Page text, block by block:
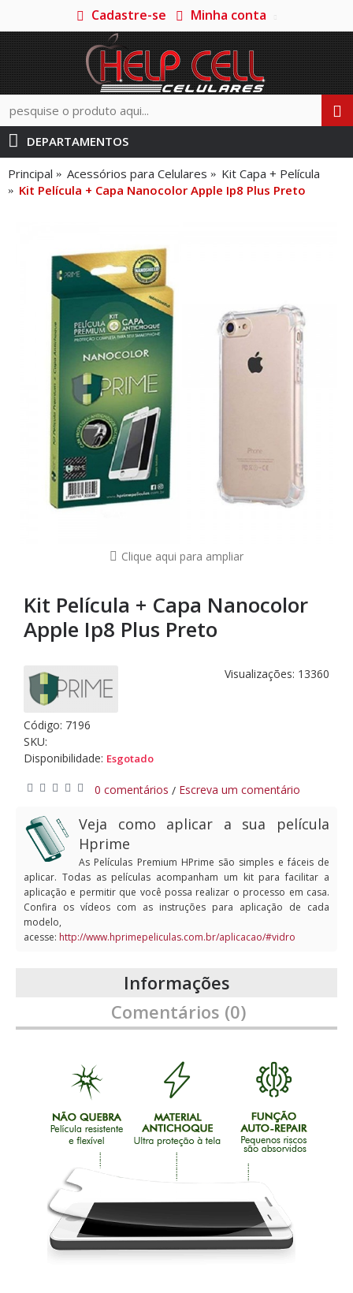
Cadastre-se Minha conta
DEPARTAMENTOS
Principal Acessórios para Celulares
Kit Capa + Película
Kit Película + Capa Nanocolor Apple Ip8 Plus Preto
Clique aqui para ampliar
Kit Película + Capa Nanocolor
Apple Ip8 Plus Preto
Visualizações: 13360
Código: 7196
SKU:
Disponibilidade: Esgotado
0 comentários / Escreva um comentário
Veja como aplicar a sua película
Hprime
As Películas Premium HPrime são simples e fáceis de
aplicar. Todas as películas acompanham um kit para facilitar a
aplicação e permitir que você possa realizar o processo em casa.
Confira os vídeos com as instruções para aplicação de cada
modelo,
acesse: http://www.hprimepeliculas.com.br/aplicacao/#vidro
Informações
Comentários (0)